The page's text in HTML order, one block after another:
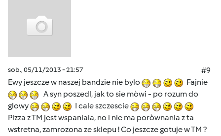
sob., 05/11/2013 - 21:57
#9
Ewy jeszcze w naszej bandzie nie bylo
Fajnie
A syn poszedl, jak to sie mòwi - po rozum do
glowy
I cale szczescie
Pizza z TM jest wspaniala, no i nie ma poròwnania z ta
wstretna, zamrozona ze sklepu ! Co jeszcze gotuje w TM ?